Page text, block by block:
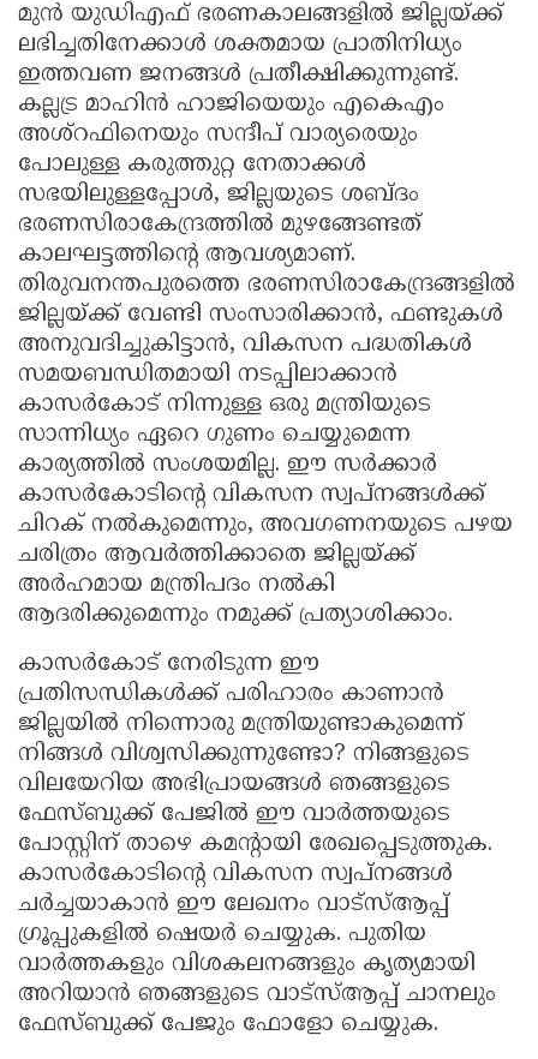
മുൻ യുഡിഎഫ് ഭരണകാലങ്ങളിൽ ജില്ലയ്ക്ക്
ലഭിച്ചതിനേക്കാൾ ശക്തമായ പ്രാതിനിധ്യം
ഇത്തവണ ജനങ്ങൾ പ്രതീക്ഷിക്കുന്നുണ്ട്.
കല്ലട്ര മാഹിൻ ഹാജിയെയും എകെഎം
അശ്റഫിനെയും സന്ദീപ് വാര്യരെയും
പോലുള്ള കരുത്തുറ്റ നേതാക്കൾ
സഭയിലുള്ളപ്പോൾ, ജില്ലയുടെ ശബ്ദം
ഭരണസിരാകേന്ദ്രത്തിൽ മുഴങ്ങേണ്ടത്
കാലഘട്ടത്തിന്റെ ആവശ്യമാണ്.
തിരുവനന്തപുരത്തെ ഭരണസിരാകേന്ദ്രങ്ങളിൽ
ജില്ലയ്ക്ക് വേണ്ടി സംസാരിക്കാൻ, ഫണ്ടുകൾ
അനുവദിച്ചുകിട്ടാൻ, വികസന പദ്ധതികൾ
സമയബന്ധിതമായി നടപ്പിലാക്കാൻ
കാസർകോട് നിന്നുള്ള ഒരു മന്ത്രിയുടെ
സാന്നിധ്യം ഏറെ ഗുണം ചെയ്യുമെന്ന
കാര്യത്തിൽ സംശയമില്ല. ഈ സർക്കാർ
കാസർകോടിന്റെ വികസന സ്വപ്നങ്ങൾക്ക്
ചിറക് നൽകുമെന്നും, അവഗണനയുടെ പഴയ
ചരിത്രം ആവർത്തിക്കാതെ ജില്ലയ്ക്ക്
അർഹമായ മന്ത്രിപദം നൽകി
ആദരിക്കുമെന്നും നമുക്ക് പ്രത്യാശിക്കാം.
കാസർകോട് നേരിടുന്ന ഈ
പ്രതിസന്ധികൾക്ക് പരിഹാരം കാണാൻ
ജില്ലയിൽ നിന്നൊരു മന്ത്രിയുണ്ടാകുമെന്ന്
നിങ്ങൾ വിശ്വസിക്കുന്നുണ്ടോ? നിങ്ങളുടെ
വിലയേറിയ അഭിപ്രായങ്ങൾ ഞങ്ങളുടെ
ഫേസ്ബുക്ക് പേജിൽ ഈ വാർത്തയുടെ
പോസ്റ്റിന് താഴെ കമന്റായി രേഖപ്പെടുത്തുക.
കാസർകോടിന്റെ വികസന സ്വപ്നങ്ങൾ
ചർച്ചയാകാൻ ഈ ലേഖനം വാട്സ്ആപ്പ്
ഗ്രൂപ്പുകളിൽ ഷെയർ ചെയ്യുക. പുതിയ
വാർത്തകളും വിശകലനങ്ങളും കൃത്യമായി
അറിയാൻ ഞങ്ങളുടെ വാട്സ്ആപ്പ് ചാനലും
ഫേസ്ബുക്ക് പേജും ഫോളോ ചെയ്യുക.